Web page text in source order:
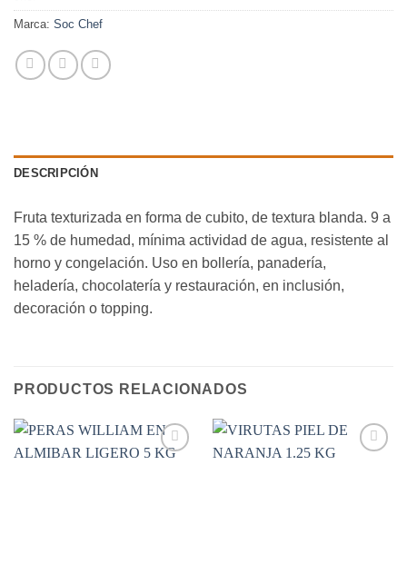
Marca: Soc Chef
DESCRIPCIÓN
Fruta texturizada en forma de cubito, de textura blanda. 9 a
15 % de humedad, mínima actividad de agua, resistente al
horno y congelación. Uso en bollería, panadería,
heladería, chocolatería y restauración, en inclusión,
decoración o topping.
PRODUCTOS RELACIONADOS